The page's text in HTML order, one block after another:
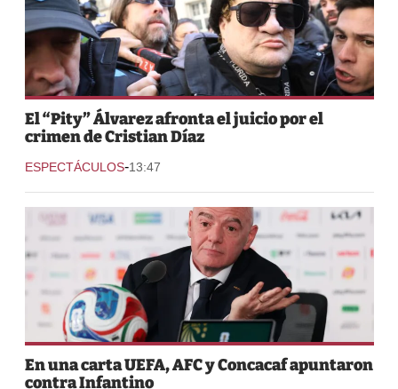
El “Pity” Álvarez afronta el juicio por el
crimen de Cristian Díaz
ESPECTÁCULOS-13:47
En una carta UEFA, AFC y Concacaf apuntaron
contra Infantino